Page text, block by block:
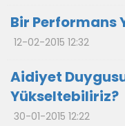
Bir Performans
12-02-2015 12:32
Aidiyet
Yükseltebiliriz?
30-01-2015 12:22